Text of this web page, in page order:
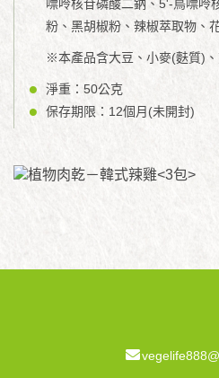
嘌呤核苷磷酸二鈉、5'-鳥嘌呤
粉、黑胡椒粉、辣椒萃取物、
※本產品含大豆、小麥(麩質)
淨重：50公克
保存期限：12個月(未開封)